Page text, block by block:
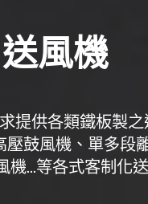
送風機
提供各類鐵板製
壓鼓風機、單多段
機...等各式客制化